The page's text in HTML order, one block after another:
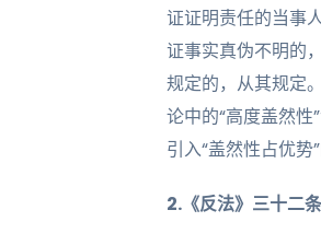
证证明责任的当事
证事实真伪不明的
规定的，从其规定
论中的“高度盖然
引入“盖然性占优势
2.《反法》三十二